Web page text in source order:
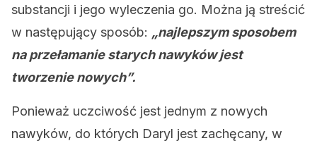
substancji i jego wyleczenia go. Można ją streścić
w następujący sposób: „najlepszym sposobem
na przełamanie starych nawyków jest
tworzenie nowych”.
Ponieważ uczciwość jest jednym z nowych
nawyków, do których Daryl jest zachęcany, w